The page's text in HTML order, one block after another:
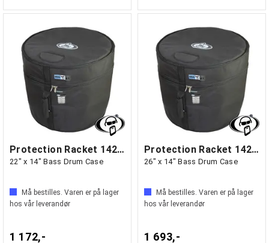
Protection Racket 1422-00
22" x 14" Bass Drum Case
Må bestilles. Varen er på lager
hos vår leverandør
1 172,-
Protection Racket 1426-00
26" x 14" Bass Drum Case
Må bestilles. Varen er på lager
hos vår leverandør
1 693,-